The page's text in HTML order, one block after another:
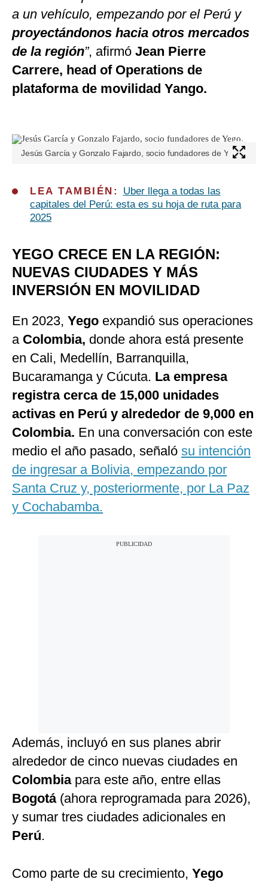
a un vehículo, empezando por el Perú y
proyectándonos hacia otros mercados
de la región”, afirmó Jean Pierre
Carrere, head of Operations de
plataforma de movilidad Yango.
Jesús García y Gonzalo Fajardo, socio fundadores de Yego.
LEA TAMBIÉN: Uber llega a todas las
capitales del Perú: esta es su hoja de ruta para
2025
YEGO CRECE EN LA REGIÓN:
NUEVAS CIUDADES Y MÁS
INVERSIÓN EN MOVILIDAD
En 2023, Yego expandió sus operaciones
a Colombia, donde ahora está presente
en Cali, Medellín, Barranquilla,
Bucaramanga y Cúcuta. La empresa
registra cerca de 15,000 unidades
activas en Perú y alrededor de 9,000 en
Colombia. En una conversación con este
medio el año pasado, señaló su intención
de ingresar a Bolivia, empezando por
Santa Cruz y, posteriormente, por La Paz
y Cochabamba.
Además, incluyó en sus planes abrir
alrededor de cinco nuevas ciudades en
Colombia para este año, entre ellas
Bogotá (ahora reprogramada para 2026),
y sumar tres ciudades adicionales en
Perú.
Como parte de su crecimiento, Yego